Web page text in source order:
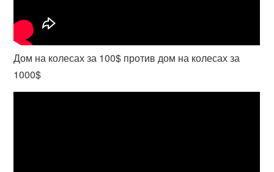
Дом на колесах за 100$ против дом на колесах за
1000$